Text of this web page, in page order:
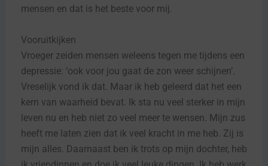
mensen en dat is het beste voor mij.
Vooruitkijken
Vroeger zeiden mensen weleens tegen me tijdens een
depressie: ‘ook voor jou gaat de zon weer schijnen’.
Vreselijk vond ik dat. Maar ik heb geleerd dat het een
kern van waarheid bevat. Ik sta nu veel sterker in mijn
leven nu en heb niet zo veel meer te wensen. Mijn zus
heeft me laten zien dat ik veel kracht in me heb. Zij is
mijn alles. Daarnaast ben ik trots op mijn dochter, heb